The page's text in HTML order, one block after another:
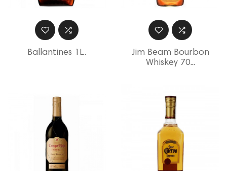
Ballantines 1L.
Jim Beam Bourbon
Whiskey 70...